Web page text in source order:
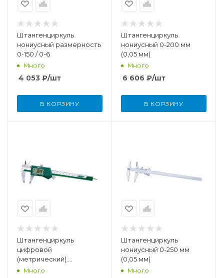
Штангенциркуль
нониусный размерность
0-150 / 0-6
Много
4 053 ₽/шт
В КОРЗИНУ
Штангенциркуль
нониусный 0-200 мм
(0,05 мм)
Много
6 606 ₽/шт
В КОРЗИНУ
Штангенциркуль
цифровой
(метрический)
размерность 0-150 мм
Много
Штангенциркуль
нониусный 0-250 мм
(0,05 мм)
Много